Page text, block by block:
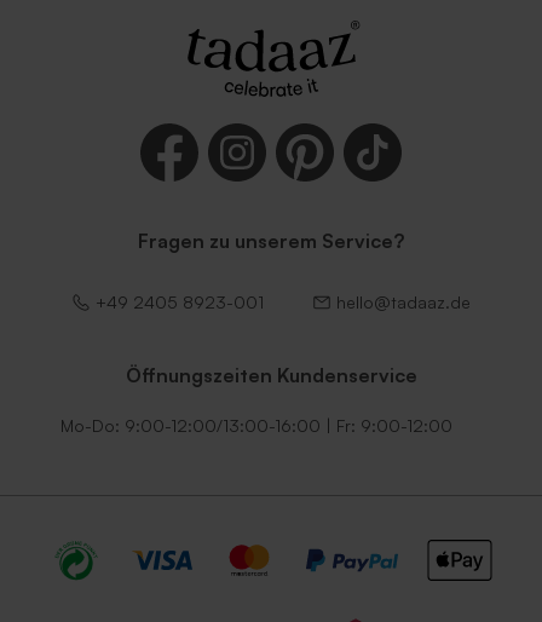
spitzer Klappe
Dunkelgrüner Umschlag
Umschlag mit
Fragen zu unserem Service?
+49 2405 8923-001 hello@tadaaz.de
Öffnungszeiten Kundenservice
Mo-Do: 9:00-12:00/13:00-16:00 | Fr: 9:00-12:00